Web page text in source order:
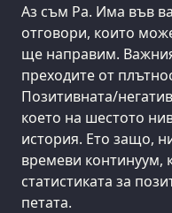
Аз съм Ра. Има във
отговори, които
ще направим.
преходите от
Позитивната/
което на шестото
история. Ето защо,
времеви континуум,
статистиката за
петата.